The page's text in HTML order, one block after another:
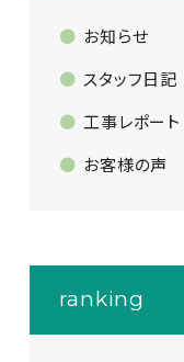
お知らせ
スタッフ日記
工事レポート
お客様の声
ranking